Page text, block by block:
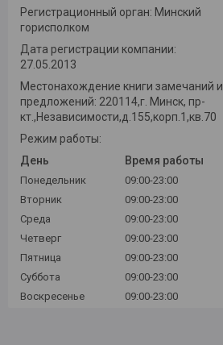
Регистрационный орган: Минский
горисполком
Дата регистрации компании:
27.05.2013
Местонахождение книги замечаний и
предложений: 220114,г. Минск, пр-
кт.,Независимости,д.155,корп.1,кв.70
Режим работы:
День
Время работы
Понедельник
09:00-23:00
Вторник
09:00-23:00
Среда
09:00-23:00
Четверг
09:00-23:00
Пятница
09:00-23:00
Суббота
09:00-23:00
Воскресенье
09:00-23:00